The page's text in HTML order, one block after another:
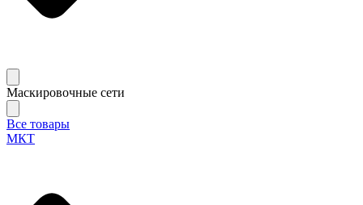
Маскировочные сети
Все товары
МКТ